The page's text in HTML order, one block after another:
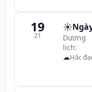
19
21
☀️
Dương
lịch:
☁Hắc